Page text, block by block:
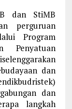
dan StiMB
perguruan
Program
Penyatuan
dan
dan
langkah